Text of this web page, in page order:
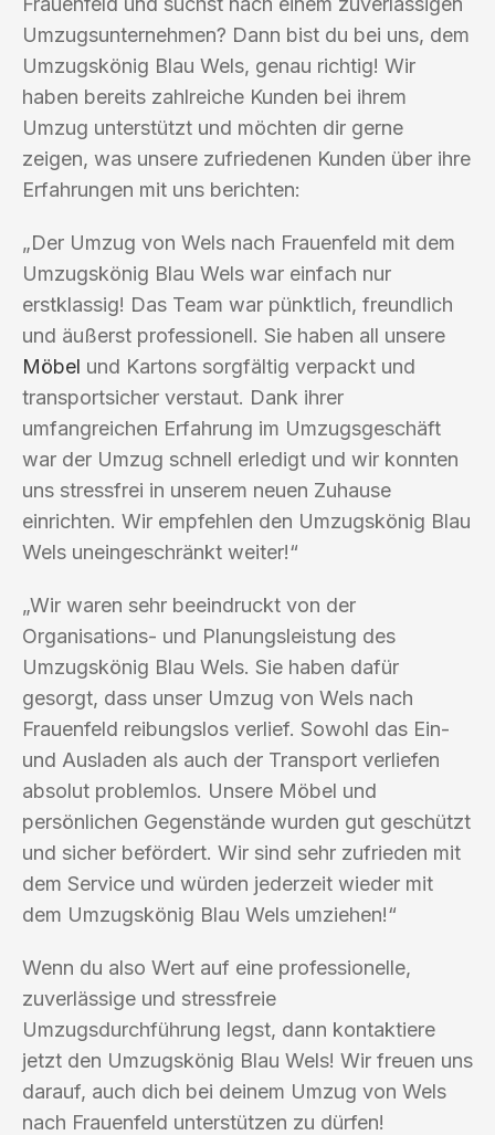
Umzugsunternehmen? Dann bist du bei uns, dem
Umzugskönig Blau Wels, genau richtig! Wir
haben bereits zahlreiche Kunden bei ihrem
Umzug unterstützt und möchten dir gerne
zeigen, was unsere zufriedenen Kunden über ihre
Erfahrungen mit uns berichten:
„Der Umzug von Wels nach Frauenfeld mit dem
Umzugskönig Blau Wels war einfach nur
erstklassig! Das Team war pünktlich, freundlich
und äußerst professionell. Sie haben all unsere
Möbel und Kartons sorgfältig verpackt und
transportsicher verstaut. Dank ihrer
umfangreichen Erfahrung im Umzugsgeschäft
war der Umzug schnell erledigt und wir konnten
uns stressfrei in unserem neuen Zuhause
einrichten. Wir empfehlen den Umzugskönig Blau
Wels uneingeschränkt weiter!“
„Wir waren sehr beeindruckt von der
Organisations- und Planungsleistung des
Umzugskönig Blau Wels. Sie haben dafür
gesorgt, dass unser Umzug von Wels nach
Frauenfeld reibungslos verlief. Sowohl das Ein-
und Ausladen als auch der Transport verliefen
absolut problemlos. Unsere Möbel und
persönlichen Gegenstände wurden gut geschützt
und sicher befördert. Wir sind sehr zufrieden mit
dem Service und würden jederzeit wieder mit
dem Umzugskönig Blau Wels umziehen!“
Wenn du also Wert auf eine professionelle,
zuverlässige und stressfreie
Umzugsdurchführung legst, dann kontaktiere
jetzt den Umzugskönig Blau Wels! Wir freuen uns
darauf, auch dich bei deinem Umzug von Wels
nach Frauenfeld unterstützen zu dürfen!